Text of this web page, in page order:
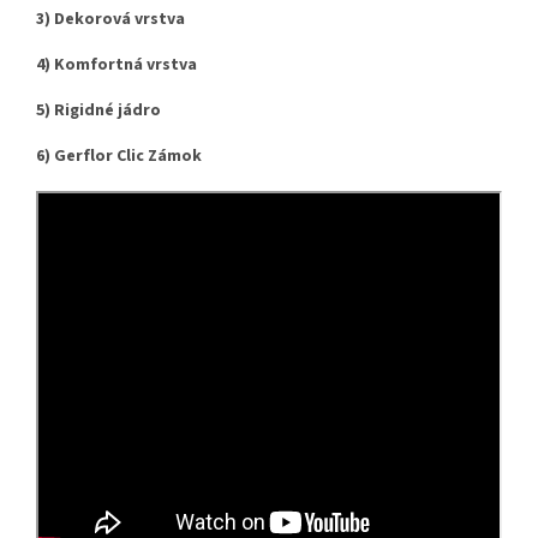
3) Dekorová vrstva
4) Komfortná vrstva
5) Rigidné jádro
6) Gerflor Clic Zámok